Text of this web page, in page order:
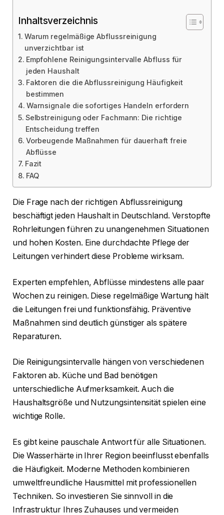
Inhaltsverzeichnis
Warum regelmäßige Abflussreinigung
unverzichtbar ist
Empfohlene Reinigungsintervalle Abfluss für
jeden Haushalt
Faktoren die die Abflussreinigung Häufigkeit
bestimmen
Warnsignale die sofortiges Handeln erfordern
Selbstreinigung oder Fachmann: Die richtige
Entscheidung treffen
Vorbeugende Maßnahmen für dauerhaft freie
Abflüsse
Fazit
FAQ
Die Frage nach der richtigen Abflussreinigung
beschäftigt jeden Haushalt in Deutschland. Verstopfte
Rohrleitungen führen zu unangenehmen Situationen
und hohen Kosten. Eine durchdachte Pflege der
Leitungen verhindert diese Probleme wirksam.
Experten empfehlen, Abflüsse mindestens alle paar
Wochen zu reinigen. Diese regelmäßige Wartung hält
die Leitungen frei und funktionsfähig. Präventive
Maßnahmen sind deutlich günstiger als spätere
Reparaturen.
Die Reinigungsintervalle hängen von verschiedenen
Faktoren ab. Küche und Bad benötigen
unterschiedliche Aufmerksamkeit. Auch die
Haushaltsgröße und Nutzungsintensität spielen eine
wichtige Rolle.
Es gibt keine pauschale Antwort für alle Situationen.
Die Wasserhärte in Ihrer Region beeinflusst ebenfalls
die Häufigkeit. Moderne Methoden kombinieren
umweltfreundliche Hausmittel mit professionellen
Techniken. So investieren Sie sinnvoll in die
Infrastruktur Ihres Zuhauses und vermeiden